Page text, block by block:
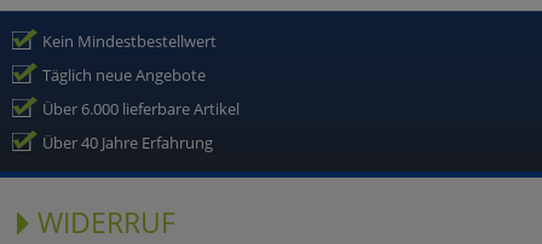
Kein Mindestbestellwert
Täglich neue Angebote
Über 6.000 lieferbare Artikel
Über 40 Jahre Erfahrung
WIDERRUF